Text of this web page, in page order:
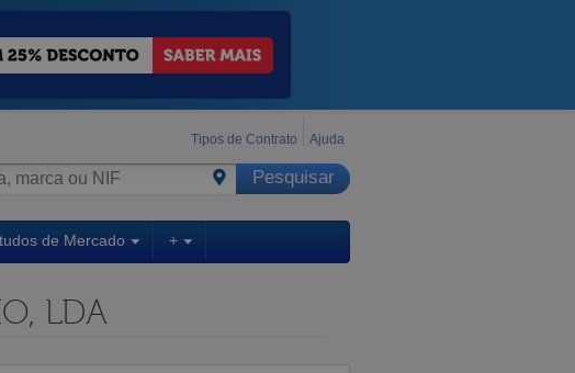
Tipos de Contrato Ajuda
de Mercado +
LDA